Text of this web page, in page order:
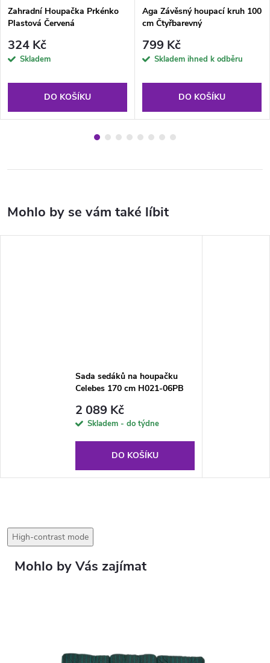
Zahradní Houpačka Prkénko
Plastová Červená
324 Kč
Skladem
DO KOŠÍKU
Aga Závěsný houpací kruh 100
cm Čtyřbarevný
799 Kč
Skladem ihned k odběru
DO KOŠÍKU
Sada sedáků na houpačku
Celebes 170 cm H021-06PB
2 089 Kč
Skladem - do týdne
DO KOŠÍKU
High-contrast mode